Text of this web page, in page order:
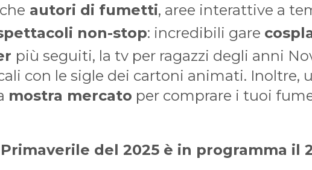
autori di fumetti, aree interattive a
non-stop: incredibili gare
più seguiti, la tv per ragazzi degli anni
con le sigle dei cartoni animati. Inoltre,
mostra mercato per comprare i tuoi
Primaverile del 2025 è in programma il